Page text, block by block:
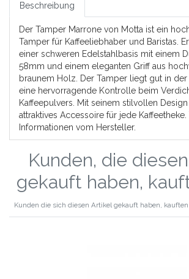
Beschreibung
Der Tamper Marrone von Motta ist ein
Tamper für Kaffeeliebhaber und Baristas.
einer schweren Edelstahlbasis mit einem
58mm und einem eleganten Griff aus
braunem Holz. Der Tamper liegt gut in
eine hervorragende Kontrolle beim
Kaffeepulvers. Mit seinem stilvollen
attraktives Accessoire für jede Kaffeetheke.
Informationen vom Hersteller.
Kunden, die
gekauft haben,
Kunden die sich diesen Artikel gekauft haben,